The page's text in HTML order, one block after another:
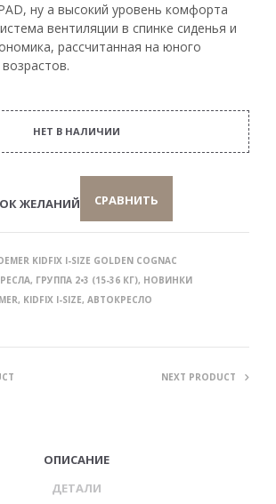
ну а высокий уровень комфорта
вентиляции в спинке сиденья и
рассчитанная на юного
НЕТ В НАЛИЧИИ
ЖЕЛАНИЙ СРАВНИТЬ
KIDFIX I-SIZE GOLDEN COGNAC
, ГРУППА 2•3 (15-36 КГ), НОВИНКИ
, KIDFIX I-SIZE, АВТОКРЕСЛО
NEXT PRODUCT
ОПИСАНИЕ
ДЕТАЛИ